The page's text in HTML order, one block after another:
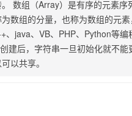
数组（Array）是有序的元素序
数组的分量，也称为数组的元
java、VB、PHP、Python等编
建后，字符串一旦初始化就不能
以共享。